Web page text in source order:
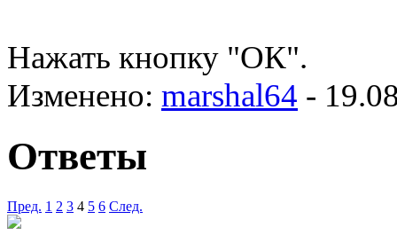
Нажать кнопку "ОК".
Изменено: marshal64 -
Ответы
Пред. 1 2 3 4 5 6 След.